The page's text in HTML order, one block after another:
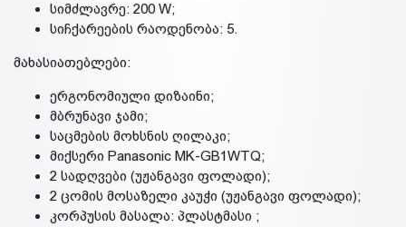
სიმძლავრე: 200 W;
სიჩქარეების რაოდენობა: 5.
მახასიათებლები:
ერგონომიული დიზაინი;
მბრუნავი ჯამი;
საცმების მოხსნის ღილაკი;
მიქსერი Panasonic MK-GB1WTQ;
2 სადღვები (უჟანგავი ფოლადი);
2 ცომის მოსაზელი კაუჭი (უჟანგავი ფოლადი);
კორპუსის მასალა: პლასტმასი ;